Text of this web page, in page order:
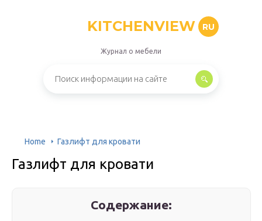
KITCHENVIEW RU
Журнал о мебели
Home Газлифт для кровати
Газлифт для кровати
Содержание: